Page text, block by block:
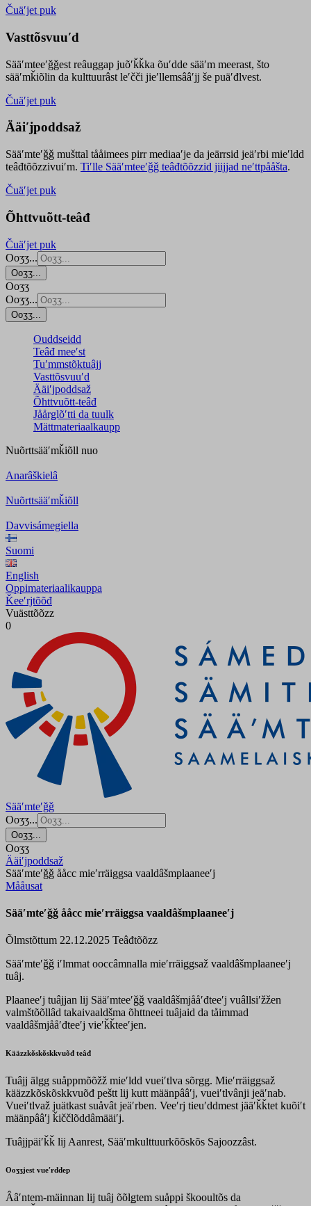
Čuäʹjet puk
Vasttõsvuuʹd
Sääʹmteeʹǧǧest reâuggap juõʹǩǩka õuʹdde sääʹm meerast, što
sääʹmǩiõlin da kulttuurâst leʹčči jieʹllemsââʹjj še puäʹđlvest.
Čuäʹjet puk
Ääiʹjpoddsaž
Sääʹmteʹǧǧ mušttal tååimees pirr mediaaʹje da jeärrsid jeäʹrbi mieʹldd
teâđtõõzzivuiʹm. Tiʹlle Sääʹmteeʹǧǧ teâđtõõzzid jiijjad neʹttpååšta.
Čuäʹjet puk
Õhttvuõtt-teâđ
Čuäʹjet puk
Ooʒʒ...
Ooʒʒ...
Ooʒʒ
Ooʒʒ...
Ooʒʒ...
Ouddseidd
Teâđ meeʹst
Tuʹmmstõktuâjj
Vasttõsvuuʹd
Ääiʹjpoddsaž
Õhttvuõtt-teâđ
Jåårǥlõʹtti da tuulk
Mättmateriaalkaupp
Nuõrttsääʹmǩiõll nuo
Anarâškielâ
Nuõrttsääʹmǩiõll
Davvisámegiella
Suomi
English
Oppimateriaalikauppa
Ǩeeʹrjtõõđ
Vuästtõõzz
0
Sääʹmteʹǧǧ
Ooʒʒ...
Ooʒʒ...
Ooʒʒ
Ääiʹjpoddsaž
Sääʹmteʹǧǧ ååcc mieʹrräiggsa vaaldâšmplaaneeʹj
Mååusat
Sääʹmteʹǧǧ ååcc mieʹrräiggsa vaaldâšmplaaneeʹj
Õlmstõttum 22.12.2025 Teâđtõõzz
Sääʹmteʹǧǧ iʹlmmat ooccâmnalla mieʹrräiggsaž vaaldâšmplaaneeʹj
tuâj.
Plaaneeʹj tuâjjan lij Sääʹmteeʹǧǧ vaaldâšmjååʹđteeʹj vuâllsiʹžžen
valmštõõllâd takaivaaldšma õhttneei tuâjaid da tåimmad
vaaldâšmjååʹđteeʹj vieʹǩǩteeʹjen.
Kääzzkõskõskkvuõđ teâđ
Tuâjj älgg suåppmõõžž mieʹldd vueiʹtlva sõrgg. Mieʹrräiggsaž
kääzzkõskõskkvuõđ peštt lij kutt määnpââʹj, vueiʹtlvânji jeäʹnab.
Vueiʹtlvaž juätkast suåvât jeäʹrben. Veeʹrj tieuʹddmest jääʹǩǩtet kuõiʹt
määnpââʹj ǩiččlõddâmääiʹj.
Tuâjjpäiʹǩǩ lij Aanrest, Sääʹmkulttuurkõõskõs Sajoozzâst.
Ooʒʒjest vueʹrddep
Ââʹntem-mäinnan lij tuâj õõlǥtem suåppi škooultõs da